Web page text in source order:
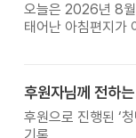
오늘은 2026년 8
태어난 아침편지가
후원자님께 전하
후원으로 진행된 ‘